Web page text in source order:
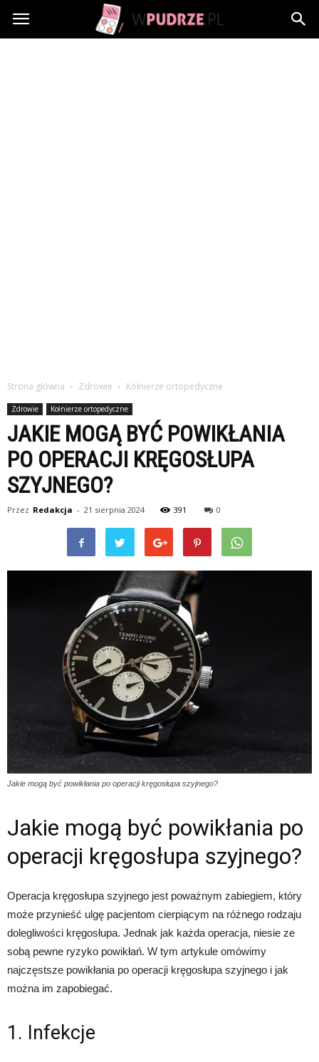
wPudrze.pl
Strona główna Zdrowie Kołnierze ortopedyczne
Zdrowie Kołnierze ortopedyczne
JAKIE MOGĄ BYĆ POWIKŁANIA
PO OPERACJI KRĘGOSŁUPA
SZYJNEGO?
Przez Redakcja - 21 sierpnia 2024 391 0
Jakie mogą być powikłania po operacji kręgosłupa szyjnego?
Jakie mogą być powikłania po
operacji kręgosłupa szyjnego?
Operacja kręgosłupa szyjnego jest poważnym zabiegiem, który
może przynieść ulgę pacjentom cierpiącym na różnego rodzaju
dolegliwości kręgosłupa. Jednak jak każda operacja, niesie ze
sobą pewne ryzyko powikłań. W tym artykule omówimy
najczęstsze powikłania po operacji kręgosłupa szyjnego i jak
można im zapobiegać.
1. Infekcje